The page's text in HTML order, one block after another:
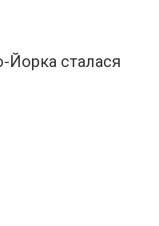
Йорка сталася